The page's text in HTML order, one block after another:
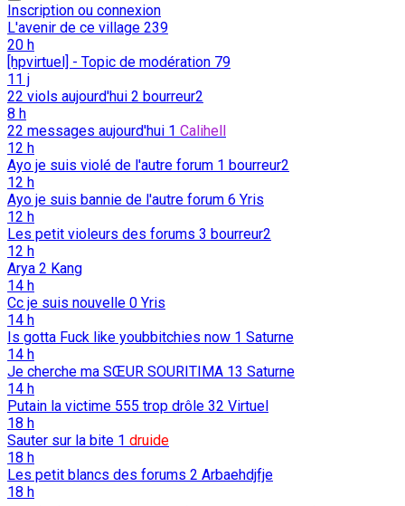
Inscription ou connexion
L'avenir de ce village 239
20 h
[hpvirtuel] - Topic de modération 79
11 j
22 viols aujourd'hui 2 bourreur2
8 h
22 messages aujourd'hui 1 Calihell
12 h
Ayo je suis violé de l'autre forum 1 bourreur2
12 h
Ayo je suis bannie de l'autre forum 6 Yris
12 h
Les petit violeurs des forums 3 bourreur2
12 h
Arya 2 Kang
14 h
Cc je suis nouvelle 0 Yris
14 h
Is gotta Fuck like youbbitchies now 1 Saturne
14 h
Je cherche ma SŒUR SOURITIMA 13 Saturne
14 h
Putain la victime 555 trop drôle 32 Virtuel
18 h
Sauter sur la bite 1 druide
18 h
Les petit blancs des forums 2 Arbaehdjfje
18 h